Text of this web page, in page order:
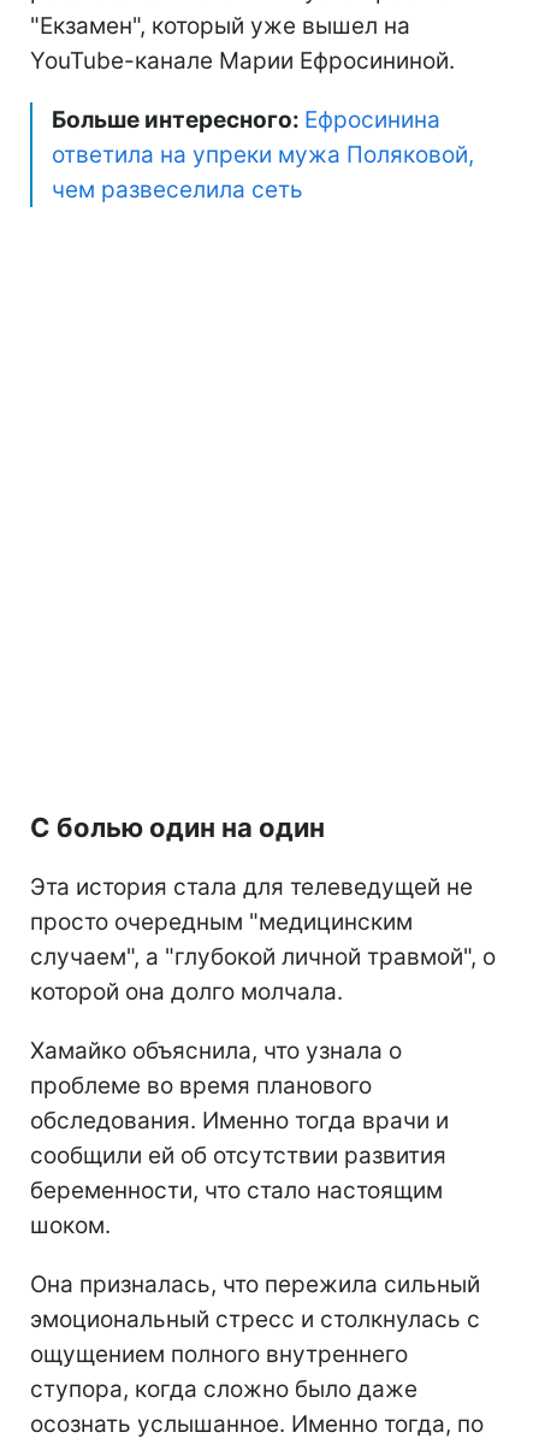
"Екзамен", который уже вышел на
YouTube-канале Марии Ефросининой.
Больше интересного: Ефросинина
ответила на упреки мужа Поляковой,
чем развеселила сеть
С болью один на один
Эта история стала для телеведущей не
просто очередным "медицинским
случаем", а "глубокой личной травмой", о
которой она долго молчала.
Хамайко объяснила, что узнала о
проблеме во время планового
обследования. Именно тогда врачи и
сообщили ей об отсутствии развития
беременности, что стало настоящим
шоком.
Она призналась, что пережила сильный
эмоциональный стресс и столкнулась с
ощущением полного внутреннего
ступора, когда сложно было даже
осознать услышанное. Именно тогда, по